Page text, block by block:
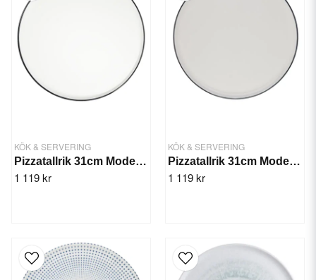
KÖK & SERVERING
Pizzatallrik 31cm Modest Svart - 6st/fp
1 119 kr
KÖK & SERVERING
Pizzatallrik 31cm Modest Navy - 6st/fp
1 119 kr